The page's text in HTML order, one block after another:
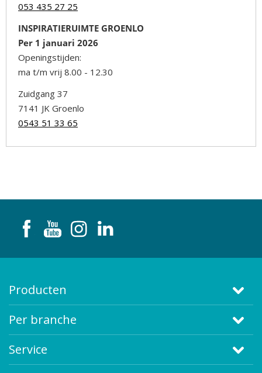
053 435 27 25
INSPIRATIERUIMTE GROENLO
Per 1 januari 2026
Openingstijden:
ma t/m vrij 8.00 - 12.30
Zuidgang 37
7141 JK Groenlo
0543 51 33 65
Producten
Per branche
Service